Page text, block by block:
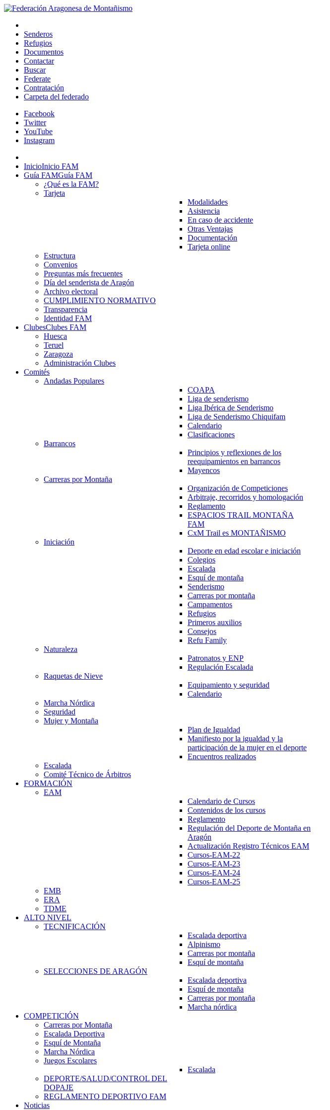
Senderos
Refugios
Documentos
Contactar
Buscar
Federate
Contratación
Carpeta del federado
Facebook
Twitter
YouTube
Instagram
InicioInicio FAM
Guía FAMGuía FAM
¿Qué es la FAM?
Tarjeta
Modalidades
Asistencia
En caso de accidente
Otras Ventajas
Documentación
Tarjeta online
Estructura
Convenios
Preguntas más frecuentes
Día del senderista de Aragón
Archivo electoral
CUMPLIMIENTO NORMATIVO
Transparencia
Identidad FAM
ClubesClubes FAM
Huesca
Teruel
Zaragoza
Administración Clubes
Comités
Andadas Populares
COAPA
Liga de senderismo
Liga Ibérica de Senderismo
Liga de Senderismo Chiquifam
Calendario
Clasificaciones
Barrancos
Principios y reflexiones de los
reequipamientos en barrancos
Mayencos
Carreras por Montaña
Organización de Competiciones
Arbitraje, recorridos y homologación
Reglamento
ESPACIOS TRAIL MONTAÑA
FAM
CxM Trail es MONTAÑISMO
Iniciación
Deporte en edad escolar e iniciación
Colegios
Escalada
Esquí de montaña
Senderismo
Carreras por montaña
Campamentos
Refugios
Primeros auxilios
Consejos
Refu Family
Naturaleza
Patronatos y ENP
Regulación Escalada
Raquetas de Nieve
Equipamiento y seguridad
Calendario
Marcha Nórdica
Seguridad
Mujer y Montaña
Plan de Igualdad
Manifiesto por la igualdad y la
participación de la mujer en el deporte
Encuentros realizados
Escalada
Comité Técnico de Árbitros
FORMACIÓN
EAM
Calendario de Cursos
Contenidos de los cursos
Reglamento
Regulación del Deporte de Montaña en
Aragón
Actualización Registro Técnicos EAM
Cursos-EAM-22
Cursos-EAM-23
Cursos-EAM-24
Cursos-EAM-25
EMB
ERA
TDME
ALTO NIVEL
TECNIFICACIÓN
Escalada deportiva
Alpinismo
Carreras por montaña
Esquí de montaña
SELECCIONES DE ARAGÓN
Escalada deportiva
Esquí de montaña
Carreras por montaña
Marcha nórdica
COMPETICIÓN
Carreras por Montaña
Escalada Deportiva
Esquí de Montaña
Marcha Nórdica
Juegos Escolares
Escalada
DEPORTE/SALUD/CONTROL DEL
DOPAJE
REGLAMENTO DEPORTIVO FAM
Noticias